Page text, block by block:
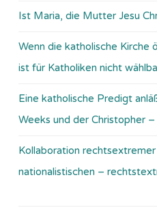
Ist Maria, die Mutter Jesu
Wenn die katholische Kirche
ist für Katholiken nicht
Eine katholische Predigt
Weeks und der Christopher
Kollaboration
nationalistischen –